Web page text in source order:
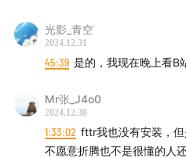
光影_青空
2024.12.31
45:39 是的，我现在晚上看B
Mr张_J4o0
2024.12.30
1:33:02 fttr我也没有安装，
不愿意折腾也不是很懂的人